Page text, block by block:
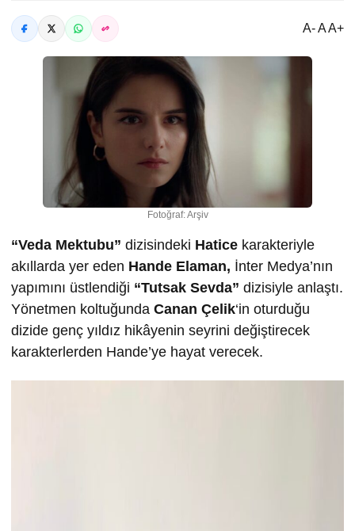
A- A A+
Fotoğraf: Arşiv
“Veda Mektubu” dizisindeki Hatice karakteriyle
akıllarda yer eden Hande Elaman, İnter Medya’nın
yapımını üstlendiği “Tutsak Sevda” dizisiyle anlaştı.
Yönetmen koltuğunda Canan Çelik‘in oturduğu
dizide genç yıldız hikâyenin seyrini değiştirecek
karakterlerden Hande’ye hayat verecek.